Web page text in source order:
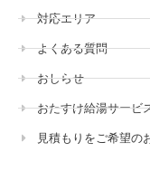
対応エリア
よくある質問
おしらせ
おたすけ給湯サービ
見積もりをご希望の